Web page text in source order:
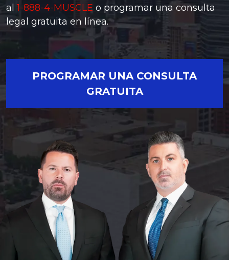
al1-888-4-MUSCLE o programar una consulta
legal gratuita en línea.
PROGRAMAR UNA CONSULTA
GRATUITA